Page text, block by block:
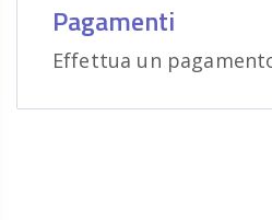
Pagamenti
Effettua un